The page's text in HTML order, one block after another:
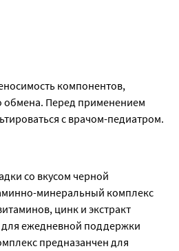
компонентов,
обмена. Перед применением
с врачом-педиатром.
со вкусом черной
минеральный комплекс
цинк и экстракт
для ежедневной поддержки
предназанчен для